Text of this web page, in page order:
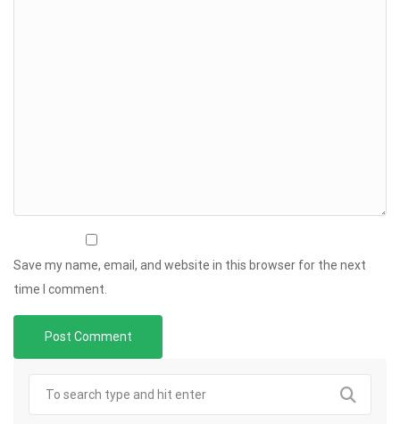
Save my name, email, and website in this browser for the next
time I comment.